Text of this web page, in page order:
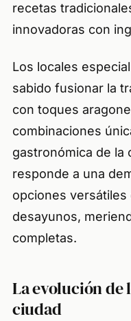
recetas
innovadoras con
Los locales
sabido fusionar la
con toques
combinaciones
gastronómica de la
responde a una
opciones
desayunos,
completas.
La evolución de
ciudad